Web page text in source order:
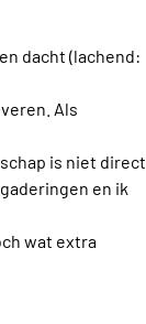
dacht (lachend:
Als
is niet direct
en ik
wat extra